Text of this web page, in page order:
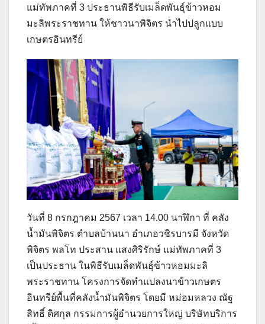
แม่ทัพภาคที่ 3 ประธานพิธีรับเมล็ดพันธุ์ข้าวหอม
มะลิพระราชทาน ให้ชาวนาพิจิตร นำไปปลูกแบบ
เกษตรอินทรีย์
วันที่ 8 กรกฎาคม 2567 เวลา 14.00 นาฬิกา ที่ คลัง
น้ำมันพิจิตร ตำบลบ้านนา อำเภอวชิรบารมี จังหวัด
พิจิตร พลโท ประสาน แสงศิริรักษ์ แม่ทัพภาคที่ 3
เป็นประธาน ในพิธีรับเมล็ดพันธุ์ข้าวหอมมะลิ
พระราชทาน โครงการจัดทำแปลงนาข้าวเกษตร
อินทรีย์พื้นที่คลังน้ำมันพิจิตร โดยมี หม่อมหลวง ณัฐ
สิทธิ์ ดิศกุล กรรมการผู้อำนวยการใหญ่ บริษัทบริการ